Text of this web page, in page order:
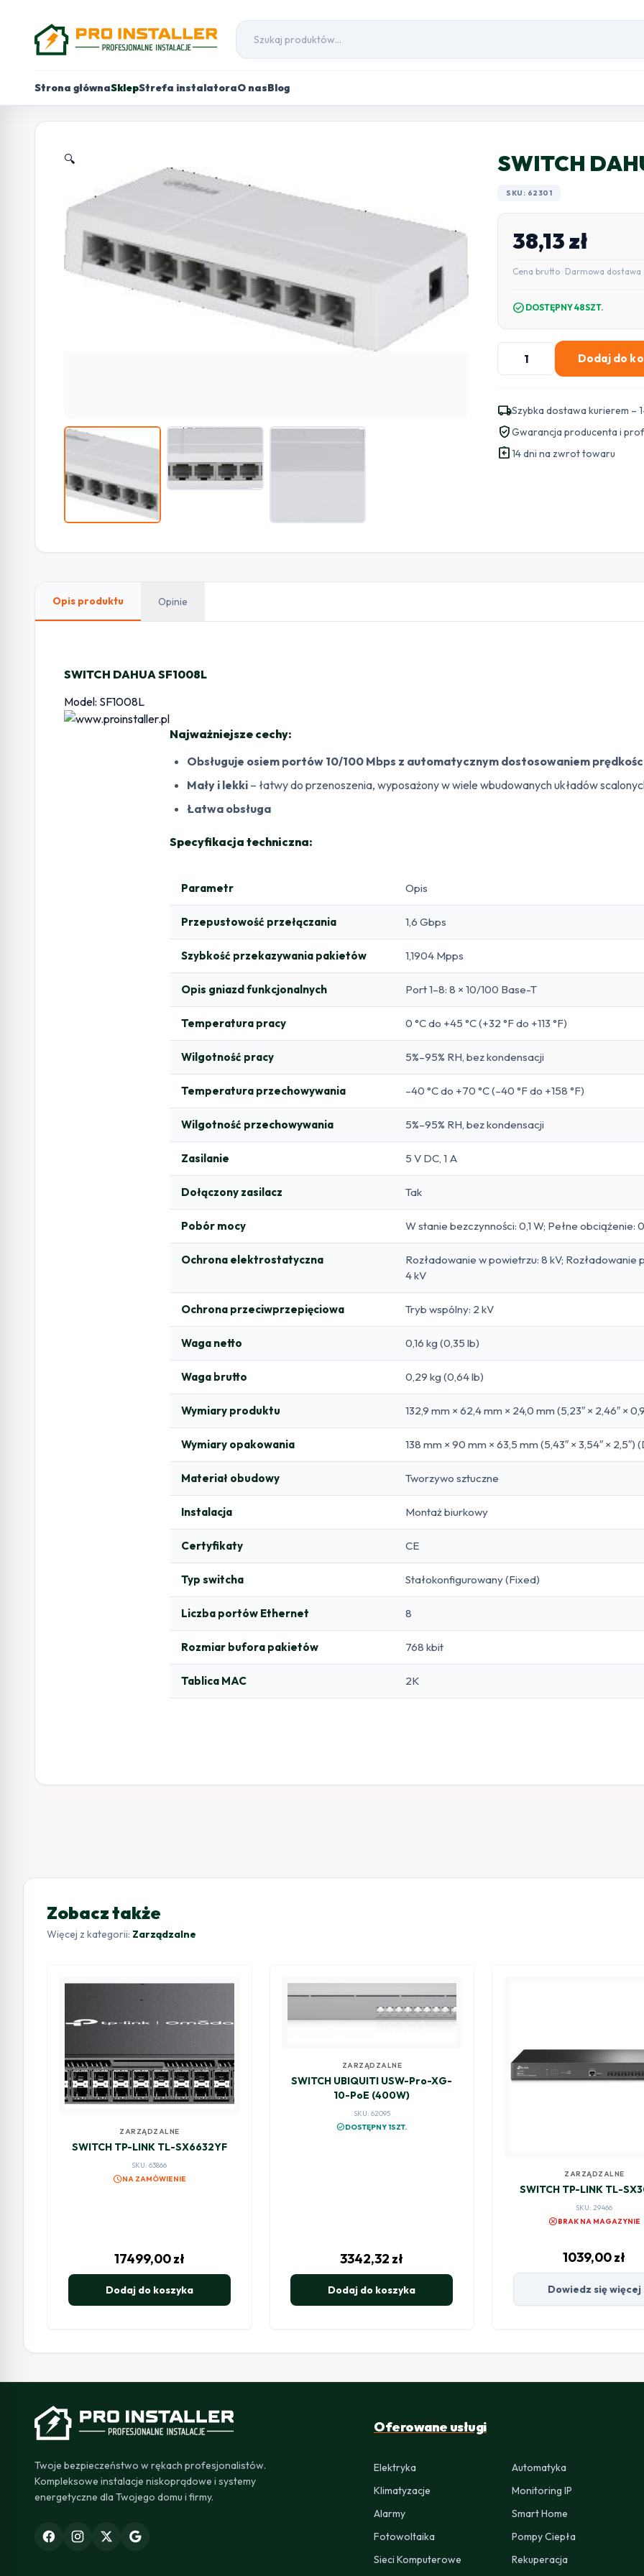
Strona głównaSklepStrefa instalatoraO nasBlog
🔍 SWITCH
SKU: 62301
38,13zł
Cena brutto · Darmowa
check_circle DOSTĘPNY 48SZT.
ilość
SWITCH
SF1008L
Dodaj do
local_shippingSzybka dostawa kurierem –
verified_userGwarancja producenta i
assignment_return14 dni na zwrot towaru
Opis produktu Opinie
SWITCH DAHUA SF1008L
Model: SF1008L
Najważniejsze cechy:
Obsługuje osiem portów 10/100 Mbps z automatycznym dostosowaniem
Mały i lekki – łatwy do przenoszenia, wyposażony w wiele wbudowanych układów
Łatwa obsługa
Specyfikacja techniczna:
Parametr Opis
Przepustowość przełączania 1,6 Gbps
Szybkość przekazywania pakietów 1,1904 Mpps
Opis gniazd funkcjonalnych Port 1–8: 8 × 10/100 Base-T
Temperatura pracy 0 °C do +45 °C (+32 °F do +113 °F)
Wilgotność pracy 5%–95% RH, bez kondensacji
Temperatura przechowywania –40 °C do +70 °C (–40 °F do +158 °F)
Wilgotność przechowywania 5%–95% RH, bez kondensacji
Zasilanie 5 V DC, 1 A
Dołączony zasilacz Tak
Pobór mocy W stanie bezczynności: 0,1 W; Pełne obciążenie:
Ochrona elektrostatyczna
Rozładowanie w powietrzu: 8 kV; Rozładowanie
4 kV
Ochrona przeciwprzepięciowa Tryb wspólny: 2 kV
Waga netto 0,16 kg (0,35 lb)
Waga brutto 0,29 kg (0,64 lb)
Wymiary produktu 132,9 mm × 62,4 mm × 24,0 mm (5,23″ × 2,46″ ×
Wymiary opakowania 138 mm × 90 mm × 63,5 mm (5,43″ × 3,54″ × 2,5″)
Materiał obudowy Tworzywo sztuczne
Instalacja Montaż biurkowy
Certyfikaty CE
Typ switcha Stałokonfigurowany (Fixed)
Liczba portów Ethernet 8
Rozmiar bufora pakietów 768 kbit
Tablica MAC 2K
Zobacz także
Więcej z kategorii: Zarządzalne
ZARZĄDZALNE
SWITCH TP-LINK TL-SX6632YF
SKU: 63866
scheduleNA ZAMÓWIENIE
17499,00zł
Dodaj do koszyka
ZARZĄDZALNE
SWITCH UBIQUITI USW-Pro-XG-
10-PoE (400W)
SKU: 62095
check_circleDOSTĘPNY 1SZT.
3342,32 zł
Dodaj do koszyka
ZARZĄDZALNE
SWITCH TP-LINK TL-
SKU: 29466
cancelBRAK NA MAGAZYNIE
1039,00zł
Dowiedz się więcej
Twoje bezpieczeństwo w rękach profesjonalistów.
Kompleksowe instalacje niskoprądowe i systemy
energetyczne dla Twojego domu i firmy.
Oferowane usługi
Elektryka
Automatyka
Klimatyzacje
Monitoring IP
Alarmy
Smart Home
Fotowoltaika
Pompy Ciepła
Sieci Komputerowe
Rekuperacja